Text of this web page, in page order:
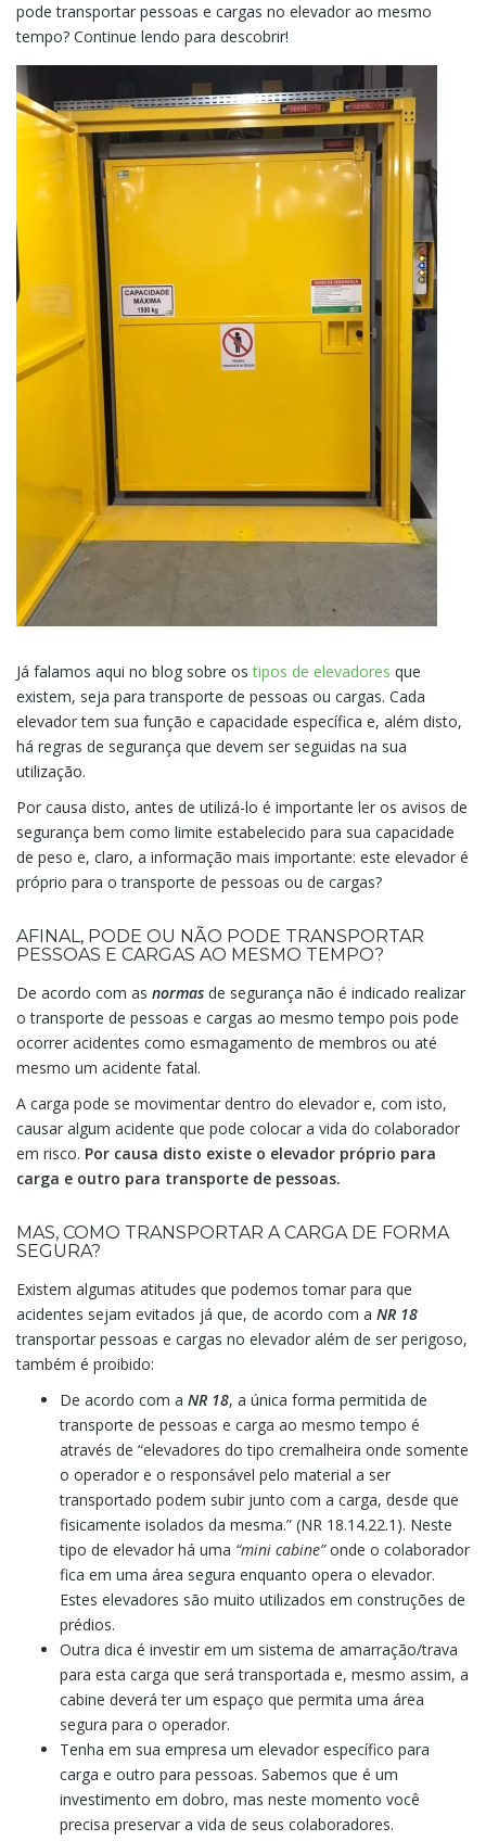
pode transportar pessoas e cargas no elevador ao mesmo
tempo? Continue lendo para descobrir!
Já falamos aqui no blog sobre ostipos de elevadores que
existem, seja para transporte de pessoas ou cargas. Cada
elevador tem sua função e capacidade específica e, além disto,
há regras de segurança que devem ser seguidas na sua
utilização.
Por causa disto, antes de utilizá-lo é importante ler os avisos de
segurança bem como limite estabelecido para sua capacidade
de peso e, claro, a informação mais importante: este elevador é
próprio para o transporte de pessoas ou de cargas?
AFINAL, PODE OU NÃO PODE TRANSPORTAR
PESSOAS E CARGAS AO MESMO TEMPO?
De acordo com as normas de segurança não é indicado realizar
o transporte de pessoas e cargas ao mesmo tempo pois pode
ocorrer acidentes como esmagamento de membros ou até
mesmo um acidente fatal.
A carga pode se movimentar dentro do elevador e, com isto,
causar algum acidente que pode colocar a vida do colaborador
em risco. Por causa disto existe o elevador próprio para
carga e outro para transporte de pessoas.
MAS, COMO TRANSPORTAR A CARGA DE FORMA
SEGURA?
Existem algumas atitudes que podemos tomar para que
acidentes sejam evitados já que, de acordo com a NR 18
transportar pessoas e cargas no elevador além de ser perigoso,
também é proibido:
De acordo com a NR 18, a única forma permitida de
transporte de pessoas e carga ao mesmo tempo é
através de “elevadores do tipo cremalheira onde somente
o operador e o responsável pelo material a ser
transportado podem subir junto com a carga, desde que
fisicamente isolados da mesma.” (NR 18.14.22.1). Neste
tipo de elevador há uma “mini cabine”onde o colaborador
fica em uma área segura enquanto opera o elevador.
Estes elevadores são muito utilizados em construções de
prédios.
Outra dica é investir em um sistema de amarração/trava
para esta carga que será transportada e, mesmo assim, a
cabine deverá ter um espaço que permita uma área
segura para o operador.
Tenha em sua empresa um elevador específico para
carga e outro para pessoas. Sabemos que é um
investimento em dobro, mas neste momento você
precisa preservar a vida de seus colaboradores.